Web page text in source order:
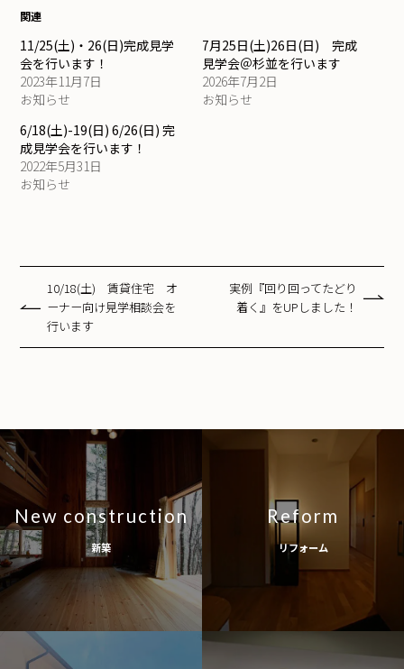
関連
11/25(土)・26(日)完成見学
会を行います！
2023年11月7日
お知らせ
7月25日(土)26日(日) 完成
見学会＠杉並を行います
2026年7月2日
お知らせ
6/18(土)-19(日) 6/26(日) 完
成見学会を行います！
2022年5月31日
お知らせ
10/18(土) 賃貸住宅 オ
ーナー向け見学相談会を
行います
実例『回り回ってたどり
着く』をUPしました！
New construction
新築
Reform
リフォーム